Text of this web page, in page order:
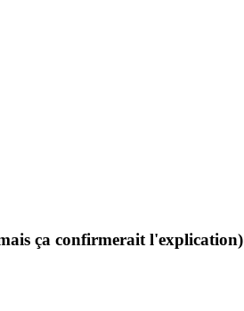
ça confirmerait l'explication)